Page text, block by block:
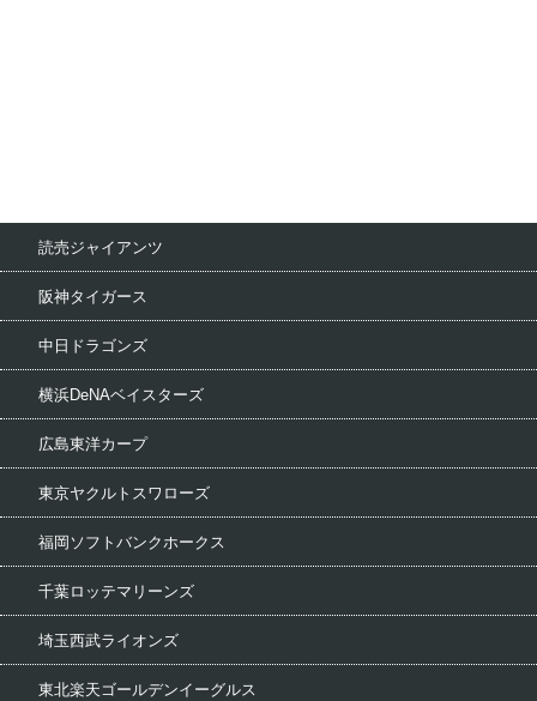
読売ジャイアンツ
阪神タイガース
中日ドラゴンズ
横浜DeNAベイスターズ
広島東洋カープ
東京ヤクルトスワローズ
福岡ソフトバンクホークス
千葉ロッテマリーンズ
埼玉西武ライオンズ
東北楽天ゴールデンイーグルス